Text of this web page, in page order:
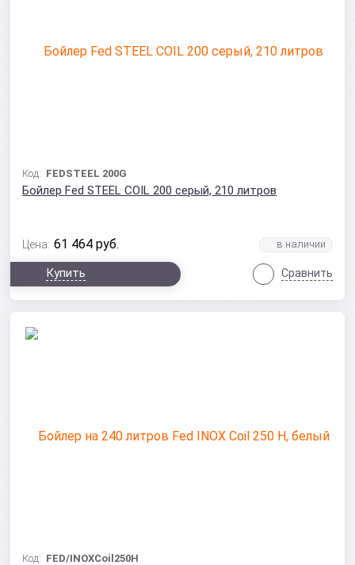
Код: FEDSTEEL 200G
Бойлер Fed STEEL COIL 200 серый, 210 литров
Цена: 61 464 руб.
Купить Сравнить
Код: FED/INOXCoil250Н